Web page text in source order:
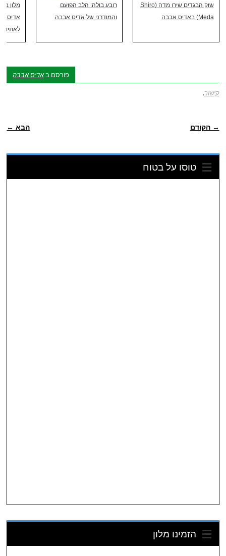
שוק הבגדים שירו מדה (Shiro
Meda) באדיס אבבה
רובע בולה: הלב הפועם
והמודרני של אדיס אבבה
מלון
אדיס:
פורסם באדיס אבבה
קישור.
→ הקודם הבא ←
טוסו על בטוח
הזמינו מלון